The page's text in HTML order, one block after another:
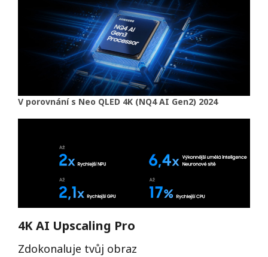
V porovnání s Neo QLED 4K (NQ4 AI Gen2) 2024
4K AI Upscaling Pro
Zdokonaluje tvůj obraz